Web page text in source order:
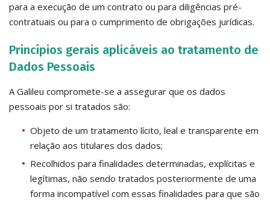
para a execução de um contrato ou para diligências pré-
contratuais ou para o cumprimento de obrigações jurídicas.
Princípios gerais aplicáveis ao tratamento de
Dados Pessoais
A Galileu compromete-se a assegurar que os dados
pessoais por si tratados são:
Objeto de um tratamento lícito, leal e transparente em
relação aos titulares dos dados;
Recolhidos para finalidades determinadas, explícitas e
legítimas, não sendo tratados posteriormente de uma
forma incompatível com essas finalidades para que são